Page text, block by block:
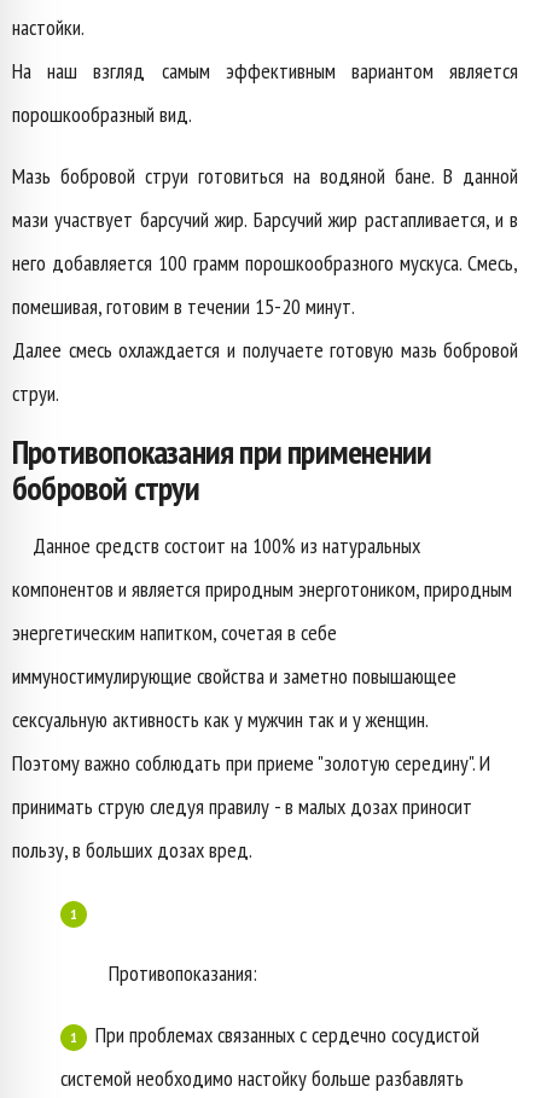
настойки.
На наш взгляд самым эффективным вариантом является
порошкообразный вид.
Мазь бобровой струи готовиться на водяной бане. В данной
мази участвует барсучий жир. Барсучий жир растапливается, и в
него добавляется 100 грамм порошкообразного мускуса. Смесь,
помешивая, готовим в течении 15-20 минут.
Далее смесь охлаждается и получаете готовую мазь бобровой
струи.
Противопоказания при применении
бобровой струи
Данное средств состоит на 100% из натуральных
компонентов и является природным энерготоником, природным
энергетическим напитком, сочетая в себе
иммуностимулирующие свойства и заметно повышающее
сексуальную активность как у мужчин так и у женщин.
Поэтому важно соблюдать при приеме "золотую середину". И
принимать струю следуя правилу - в малых дозах приносит
пользу, в больших дозах вред.
Противопоказания:
При проблемах связанных с сердечно сосудистой
системой необходимо настойку больше разбавлять